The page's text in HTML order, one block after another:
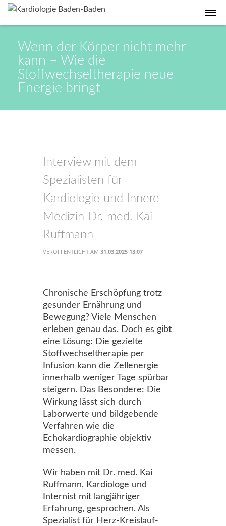
Wenn der Körper nicht mehr
kann – Wie die
Stoffwechseltherapie neue
Energie bringt
Interview mit dem
Spezialisten für
Kardiologie und Innere
Medizin Dr. med. Kai
Ruffmann
VERÖFFENTLICHT AM 31.03.2025 13:07
Chronische Erschöpfung trotz
gesunder Ernährung und
Bewegung? Viele Menschen
erleben genau das. Doch es gibt
eine Lösung: Die gezielte
Stoffwechseltherapie per
Infusion kann die Zellenergie
innerhalb weniger Tage spürbar
steigern. Das Besondere: Die
Wirkung lässt sich durch
Laborwerte und bildgebende
Verfahren wie die
Echokardiographie objektiv
messen.
Wir haben mit Dr. med. Kai
Ruffmann, Kardiologe und
Internist mit langjähriger
Erfahrung, gesprochen. Als
Spezialist für Herz-Kreislauf-